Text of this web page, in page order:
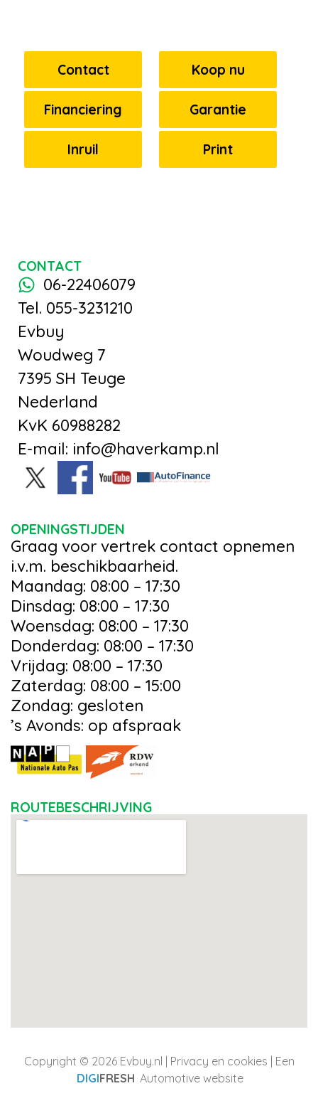
Contact Koop nu
Financiering Garantie
Inruil Print
CONTACT
06-22406079
Tel. 055-3231210
Evbuy
Woudweg 7
7395 SH Teuge
Nederland
KvK 60988282
E-mail: info@haverkamp.nl
OPENINGSTIJDEN
Graag voor vertrek contact opnemen
i.v.m. beschikbaarheid.
Maandag: 08:00 – 17:30
Dinsdag: 08:00 – 17:30
Woensdag: 08:00 – 17:30
Donderdag: 08:00 – 17:30
Vrijdag: 08:00 – 17:30
Zaterdag: 08:00 – 15:00
Zondag: gesloten
’s Avonds: op afspraak
ROUTEBESCHRIJVING
Copyright © 2026 Evbuy.nl | Privacy en cookies | Een
DIGIFRESH Automotive website